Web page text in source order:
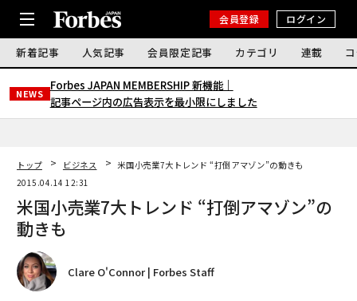
会員登録 ログイン
新着記事 人気記事 会員限定記事 カテゴリ 連載
NEWS
Forbes JAPAN MEMBERSHIP 新機能｜
記事ページ内の広告表示を最小限にしました
トップ ビジネス
米国小売業7大トレンド “打倒アマゾン”の動きも
2015.04.14 12:31
米国小売業7大トレンド “打倒アマゾン”の
動きも
Clare O'Connor | Forbes Staff